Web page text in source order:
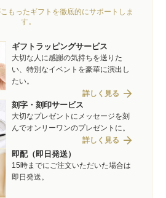
もったギフトを徹底的にサポートしま
す。
ギフトラッピングサービス
大切な人に感謝の気持ちを送りた
い、特別なイベントを豪華に演出し
たい。
詳しく見る arrow_forward
刻字・刻印サービス
大切なプレゼントにメッセージを刻
んでオンリーワンのプレゼントに。
詳しく見る arrow_forward
即配（即日発送）
15時までにご注文いただいた場合は
即日発送。